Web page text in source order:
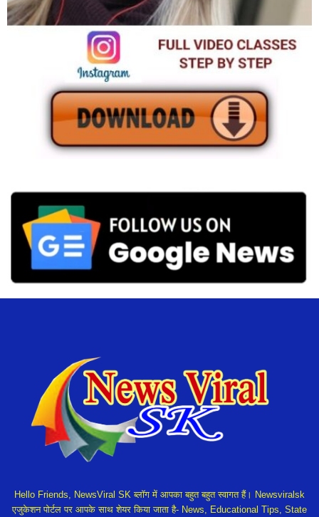
Hello Friends, NewsViral SK ब्लॉग में आपका बहुत बहुत स्वागत हैं। Newsviralsk
एजुकेशन पोर्टल पर आपके साथ शेयर किया जाता है- News, Educational Tips, State